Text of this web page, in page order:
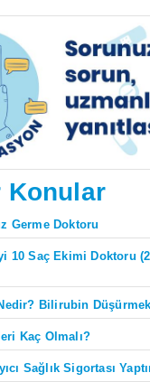
Konular
Germe Doktoru
10 Saç Ekimi Doktoru
Bilirubin
Kaç Olmalı?
Sağlık Sigortası